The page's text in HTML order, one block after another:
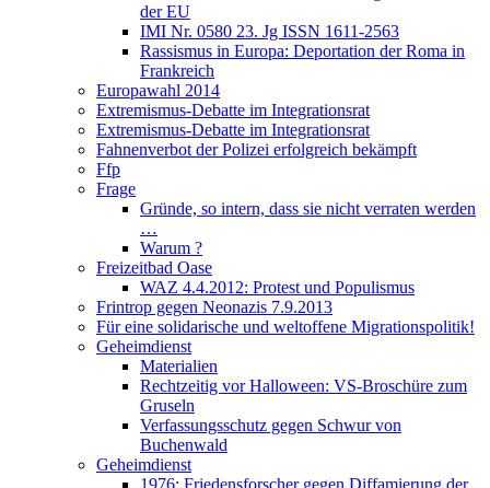
der EU
IMI Nr. 0580 23. Jg ISSN 1611-2563
Rassismus in Europa: Deportation der Roma in
Frankreich
Europawahl 2014
Extremismus-Debatte im Integrationsrat
Extremismus-Debatte im Integrationsrat
Fahnenverbot der Polizei erfolgreich bekämpft
Ffp
Frage
Gründe, so intern, dass sie nicht verraten werden
…
Warum ?
Freizeitbad Oase
WAZ 4.4.2012: Protest und Populismus
Frintrop gegen Neonazis 7.9.2013
Für eine solidarische und weltoffene Migrationspolitik!
Geheimdienst
Materialien
Rechtzeitig vor Halloween: VS-Broschüre zum
Gruseln
Verfassungsschutz gegen Schwur von
Buchenwald
Geheimdienst
1976: Friedensforscher gegen Diffamierung der